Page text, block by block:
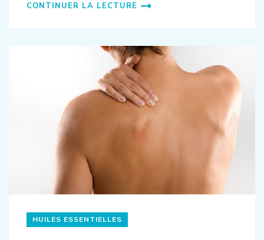
CONTINUER LA LECTURE
HUILES ESSENTIELLES